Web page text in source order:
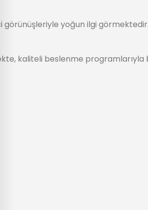
görünüşleriyle yoğun ilgi
kaliteli beslenme